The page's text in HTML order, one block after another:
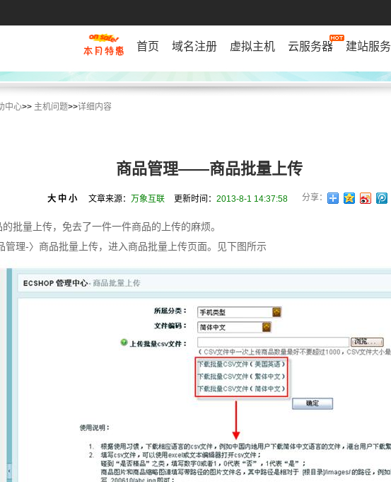
首页 域名注册 虚拟主机 云服务器 建站服务
中心>> 主机问题>>详细内容
商品管理——商品批量上传
大 中 小 文章来源： 万象互联 更新时间： 2013-8-1 14:37:58 分享：
批量上传，免去了一件一件商品的上传的麻烦。
管理-〉商品批量上传，进入商品批量上传页面。见下图所示